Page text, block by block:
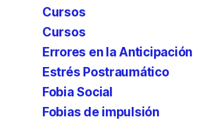
Cursos
Cursos
Errores en la Anticipación
Estrés Postraumático
Fobia Social
Fobias de impulsión